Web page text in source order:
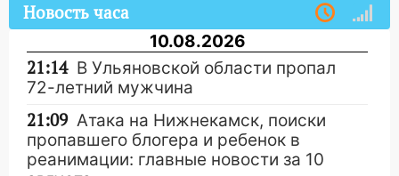
Новость часа
10.08.2026
21:14 В Ульяновской области пропал
72-летний мужчина
21:09 Атака на Нижнекамск, поиски
пропавшего блогера и ребенок в
реанимации: главные новости за 10